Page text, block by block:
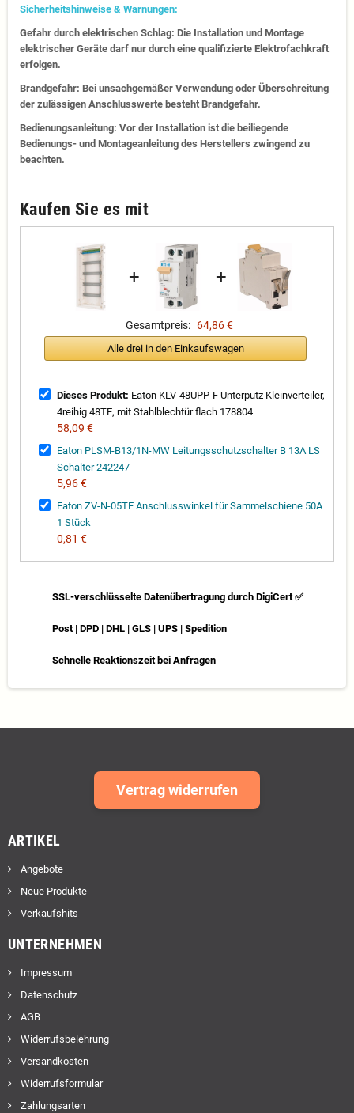
Sicherheitshinweise & Warnungen:
Gefahr durch elektrischen Schlag: Die Installation und Montage
elektrischer Geräte darf nur durch eine qualifizierte Elektrofachkraft
erfolgen.
Brandgefahr: Bei unsachgemäßer Verwendung oder Überschreitung
der zulässigen Anschlusswerte besteht Brandgefahr.
Bedienungsanleitung: Vor der Installation ist die beiliegende
Bedienungs- und Montageanleitung des Herstellers zwingend zu
beachten.
Kaufen Sie es mit
+ +
Gesamtpreis: 64,86 €
Alle drei in den Einkaufswagen
Dieses Produkt: Eaton KLV-48UPP-F Unterputz Kleinverteiler,
4reihig 48TE, mit Stahlblechtür flach 178804
58,09 €
Eaton PLSM-B13/1N-MW Leitungsschutzschalter B 13A LS
Schalter 242247
5,96 €
Eaton ZV-N-05TE Anschlusswinkel für Sammelschiene 50A
1 Stück
0,81 €
SSL-verschlüsselte Datenübertragung durch DigiCert ✅
Post | DPD | DHL | GLS | UPS | Spedition
Schnelle Reaktionszeit bei Anfragen
Vertrag widerrufen
ARTIKEL
Angebote
Neue Produkte
Verkaufshits
UNTERNEHMEN
Impressum
Datenschutz
AGB
Widerrufsbelehrung
Versandkosten
Widerrufsformular
Zahlungsarten